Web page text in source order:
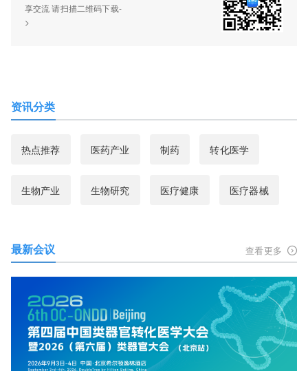
享交流 请扫描二维码下载-
>
资讯分类
热点推荐 医药产业 制药 转化医学
生物产业 生物研究 医疗健康 医疗器械
最新会议 查看更多